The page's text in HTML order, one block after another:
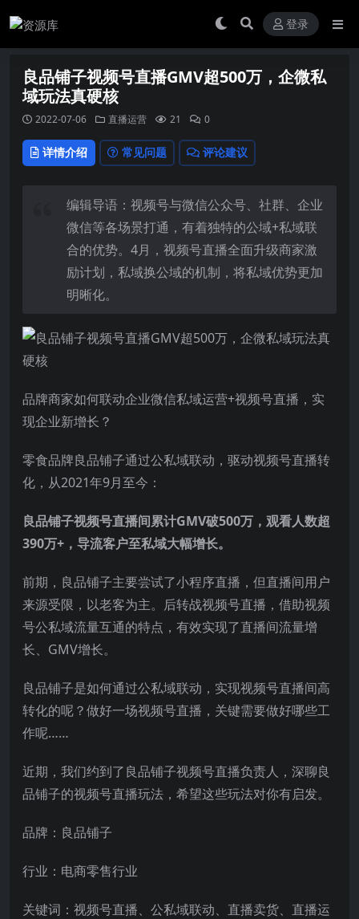
登录
良品铺子视频号直播GMV超500万，企微私
域玩法真硬核
2022-07-06 直播运营 21 0
详情介绍 常见问题 评论建议
编辑导语：视频号与微信公众号、社群、企业
微信等各场景打通，有着独特的公域+私域联
合的优势。4月， 视频号直播全面升级商家激
励计划，私域换公域的机制，将私域优势更加
明晰化。
品牌商家如何联动企业微信私域运营+视频号直播，实
现企业新增长？
零食品牌良品铺子通过公私域联动，驱动视频号直播转
化，从2021年9月至今：
良品铺子视频号直播间累计GMV破500万，观看人数超
390万+，导流客户至私域大幅增长。
前期，良品铺子主要尝试了小程序直播，但直播间用户
来源受限，以老客为主。后转战视频号直播，借助视频
号公私域流量互通的特点，有效实现了直播间流量增
长、GMV增长。
良品铺子是如何通过公私域联动，实现视频号直播间高
转化的呢？做好一场视频号直播，关键需要做好哪些工
作呢……
近期，我们约到了良品铺子视频号直播负责人，深聊良
品铺子的视频号直播玩法，希望这些玩法对你有启发。
品牌：良品铺子
行业：电商零售行业
关键词：视频号直播、公私域联动、直播卖货、直播运